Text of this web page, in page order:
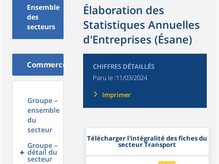
Ensemble
des
secteurs
Commerce
Groupe –
ensemble
du
secteur
Groupe –
détail du
secteur
Élaboration des
Statistiques Annuelles
d'Entreprises (Ésane)
CHIFFRES DÉTAILLÉS
Paru le :11/03/2024
Imprimer
Télécharger l'intégralité des fiches du
secteur Transport